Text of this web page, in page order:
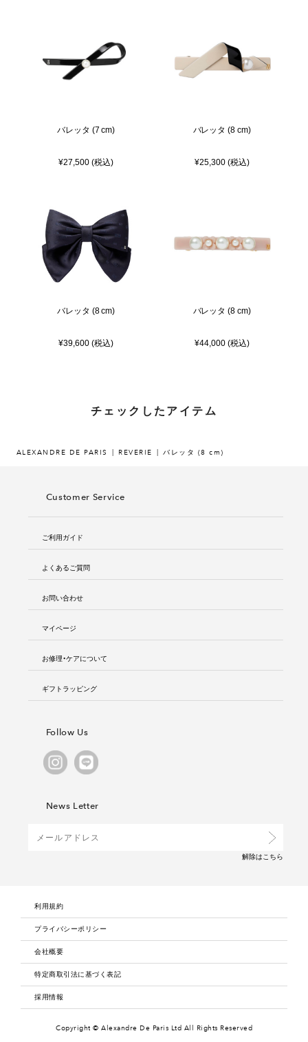
バレッタ (7 cm)
¥27,500 (税込)
バレッタ (8 cm)
¥25,300 (税込)
バレッタ (8 cm)
¥39,600 (税込)
バレッタ (8 cm)
¥44,000 (税込)
チェックしたアイテム
ALEXANDRE DE PARIS REVERIE バレッタ (8 cm)
Customer Service
ご利用ガイド
よくあるご質問
お問い合わせ
マイページ
お修理・ケアについて
ギフトラッピング
Follow Us
News Letter
解除は こちら
利用規約
プライバシーポリシー
会社概要
特定商取引法に基づく表記
採用情報
Copyright © Alexandre De Paris Ltd All Rights Reserved